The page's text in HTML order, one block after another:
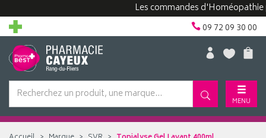
Les commandes d'Homéopathie
09 72 09 30 00
MENU